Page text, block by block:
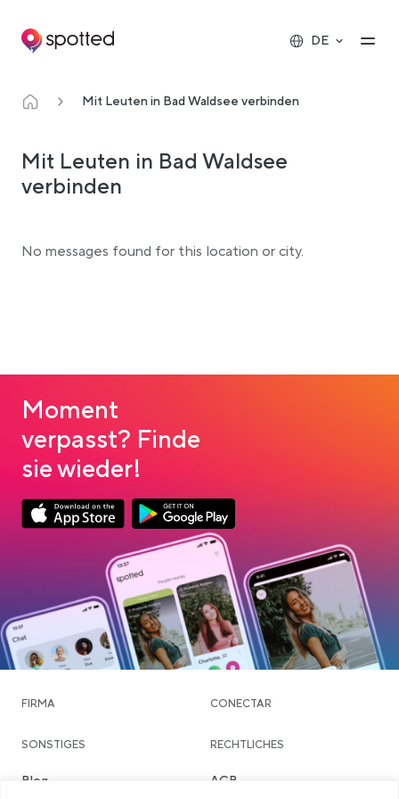
Main navigation
DE
Mit Leuten in Bad Waldsee verbinden
Mit Leuten in Bad Waldsee
verbinden
No messages found for this location or city.
Moment
verpasst? Finde
sie wieder!
Google Play Download
FIRMA CONECTAR
SONSTIGES
Blog
RECHTLICHES
AGB